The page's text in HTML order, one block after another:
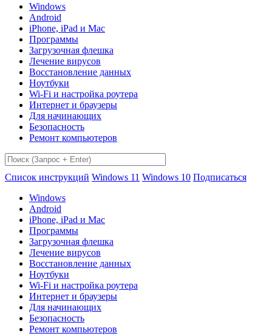
Windows
Android
iPhone, iPad и Mac
Программы
Загрузочная флешка
Лечение вирусов
Восстановление данных
Ноутбуки
Wi-Fi и настройка роутера
Интернет и браузеры
Для начинающих
Безопасность
Ремонт компьютеров
Список инструкций Windows 11 Windows 10 Подписаться
Windows
Android
iPhone, iPad и Mac
Программы
Загрузочная флешка
Лечение вирусов
Восстановление данных
Ноутбуки
Wi-Fi и настройка роутера
Интернет и браузеры
Для начинающих
Безопасность
Ремонт компьютеров